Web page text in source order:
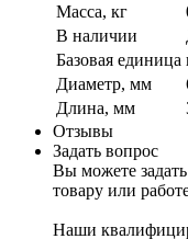
Масса, кг
В наличии
Базовая единица
Диаметр, мм
Длина, мм
Отзывы
Задать вопрос
Вы можете
товару или
Наши